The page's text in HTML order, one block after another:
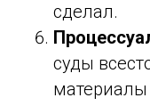
сделал.
суды